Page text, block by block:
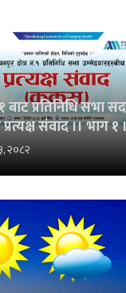
बाट प्रतिनिधि सभा
संवाद ।। भाग १
२०८२